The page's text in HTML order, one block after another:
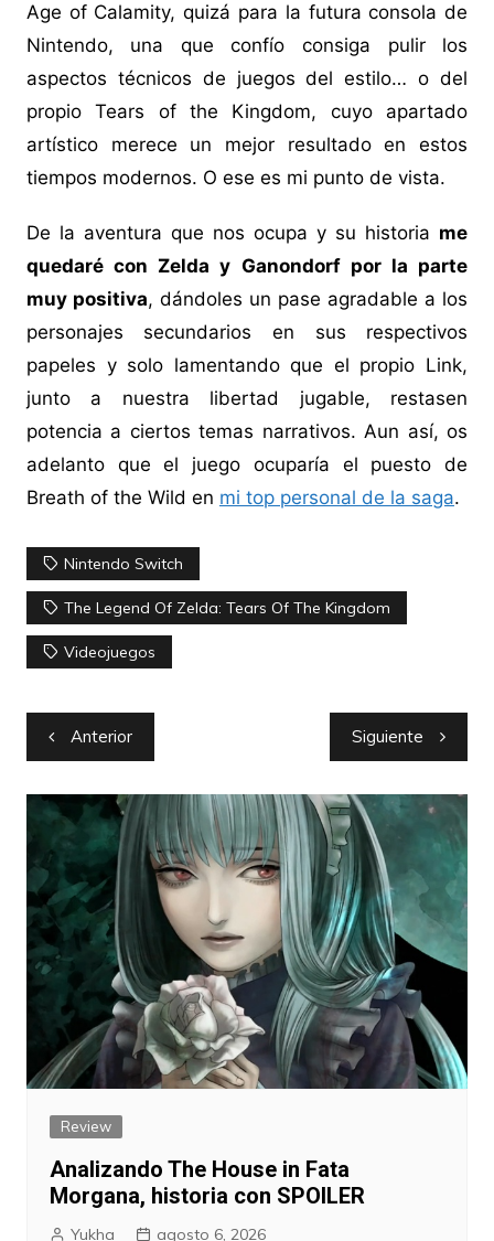
Age of Calamity, quizá para la futura consola de
Nintendo, una que confío consiga pulir los
aspectos técnicos de juegos del estilo… o del
propio Tears of the Kingdom, cuyo apartado
artístico merece un mejor resultado en estos
tiempos modernos. O ese es mi punto de vista.
De la aventura que nos ocupa y su historia me
quedaré con Zelda y Ganondorf por la parte
muy positiva, dándoles un pase agradable a los
personajes secundarios en sus respectivos
papeles y solo lamentando que el propio Link,
junto a nuestra libertad jugable, restasen
potencia a ciertos temas narrativos. Aun así, os
adelanto que el juego ocuparía el puesto de
Breath of the Wild en mi top personal de la saga.
Nintendo Switch
The Legend Of Zelda: Tears Of The Kingdom
Videojuegos
Navegación
de
entradas
Anterior Siguiente
Review
Analizando The House in Fata
Morgana, historia con SPOILER
Yukha agosto 6, 2026